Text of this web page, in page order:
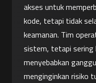
akses untuk
kode, tetapi tidak
keamanan. Tim
sistem, tetapi sering
menyebabkan
menginginkan risiko